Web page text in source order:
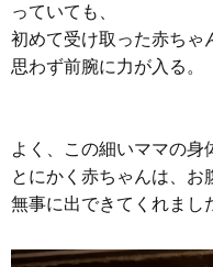
っていても、
初めて受け取った赤ちゃ
思わず前腕に力が入る。
よく、この細いママの身
とにかく赤ちゃんは、お
無事に出できてくれまし